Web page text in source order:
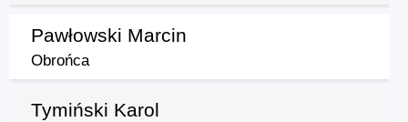
Pawłowski Marcin
Obrońca
Tymiński Karol